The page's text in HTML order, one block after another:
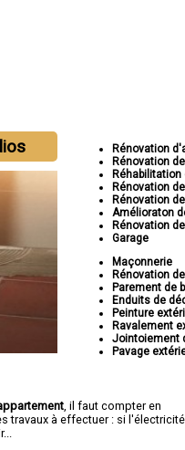
Rénovation
Rénovation
Rénovation
Rénovation
Amélioraton
Rénovation
Garage
Maçonnerie
Rénovation
Parement de
Enduits de
Peinture
Ravalement
Jointoiement
Pavage
, il faut compter en
travaux à effectuer : si l'électricité